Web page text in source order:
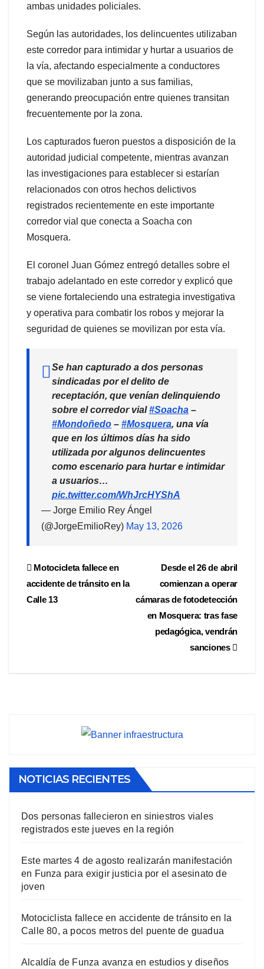
ambas unidades policiales.
Según las autoridades, los delincuentes utilizaban
este corredor para intimidar y hurtar a usuarios de
la vía, afectando especialmente a conductores
que se movilizaban junto a sus familias,
generando preocupación entre quienes transitan
frecuentemente por la zona.
Los capturados fueron puestos a disposición de la
autoridad judicial competente, mientras avanzan
las investigaciones para establecer si estarían
relacionados con otros hechos delictivos
registrados recientemente en este importante
corredor vial que conecta a Soacha con
Mosquera.
El coronel Juan Gómez entregó detalles sobre el
trabajo adelantado en este corredor y explicó que
se viene fortaleciendo una estrategia investigativa
y operativa para combatir los robos y mejorar la
seguridad de quienes se movilizan por esta vía.
Se han capturado a dos personas
sindicadas por el delito de
receptación, que venían delinquiendo
sobre el corredor vial#Soacha –
#Mondoñedo – #Mosquera, una vía
que en los últimos días ha sido
utilizada por algunos delincuentes
como escenario para hurtar e intimidar
a usuarios…
pic.twitter.com/WhJrcHYShA
— Jorge Emilio Rey Ángel
(@JorgeEmilioRey) May 13, 2026
Navegación
de
Desde el 26 de abril
comienzan a operar
cámaras de fotodetección
en Mosquera: tras fase
pedagógica, vendrán
sanciones
Motocicleta fallece en
accidente de tránsito en la
Calle 13
NOTICIAS RECIENTES
Dos personas fallecieron en siniestros viales
registrados este jueves en la región
Este martes 4 de agosto realizarán manifestación
en Funza para exigir justicia por el asesinato de
joven
Motociclista fallece en accidente de tránsito en la
Calle 80, a pocos metros del puente de guadua
Alcaldía de Funza avanza en estudios y diseños